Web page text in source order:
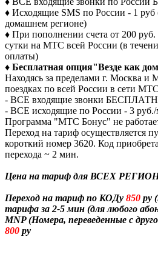
♦ Исходящие SMS по России - 1
домашнем регионе)
♦ При пополнении счета от 200
сутки на МТС всей России (в
оплаты)
♦ Бесплатная опция"Везде как
Находясь за пределами г. Москва и
поездках по всей России в сети
- ВСЕ входящие звонки
- ВСЕ исходящие по России - 3
Программа "МТС Бонус" не
Переход на тариф осуществляется
короткий номер 3620. Код
перехода ~ 2 мин.
Цена на тариф для ВСЕХ
Переход на тариф по КОДу 850 ру
тарифа за 2-5 мин (для любого
MNP (Номера, переведенные с
800 ру